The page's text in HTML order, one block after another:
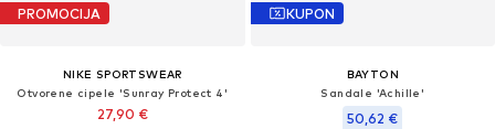
PROMOCIJA
NIKE SPORTSWEAR
Otvorene cipele 'Sunray Protect 4'
27,90 €
KUPON
BAYTON
Sandale 'Achille'
50,62 €